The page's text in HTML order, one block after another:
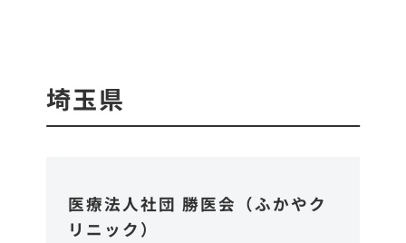
埼玉県
医療法人社団 勝医会（ふかやク
リニック）